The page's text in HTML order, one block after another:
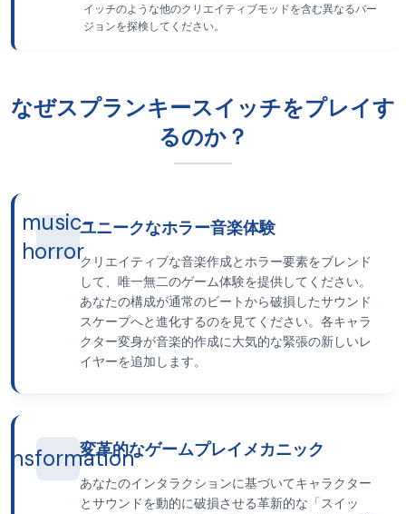
イッチのような他のクリエイティブモッドを含む異なるバー
ジョンを探検してください。
なぜスプランキースイッチをプレイす
るのか？
music-
horror
ユニークなホラー音楽体験
クリエイティブな音楽作成とホラー要素をブレンド
して、唯一無二のゲーム体験を提供してください。
あなたの構成が通常のビートから破損したサウンド
スケープへと進化するのを見てください。各キャラ
クター変身が音楽的作成に大気的な緊張の新しいレ
イヤーを追加します。
変革的なゲームプレイメカニック
あなたのインタラクションに基づいてキャラクター
とサウンドを動的に破損させる革新的な「スイッ